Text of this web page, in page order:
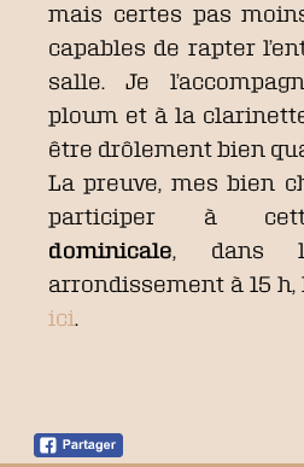
mais certes pas
capables de rapter
salle. Je
ploum et à la
être drôlement bien
La preuve, mes bien
participer à
dominicale, dans
arrondissement à 15 h,
ici.